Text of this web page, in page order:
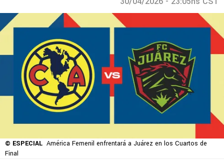
© ESPECIAL América Femenil enfrentará a Juárez en los Cuartos de
Final